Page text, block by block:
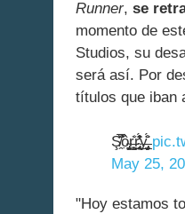
Runner, se
momento de
Studios, su
será así. Por
títulos que iban
Ş̸̯̅̇͌̈̚ô̴̡̬̣͚̮͜ŗ̶̳̯̹͖̣̆͑r̴̢̖̲͎̙̬̹̓̆̓̾̂̈́̊̕y̶̡̡̫͔̩̲̩͉̌̈́̊
May 25,
"Hoy estamos